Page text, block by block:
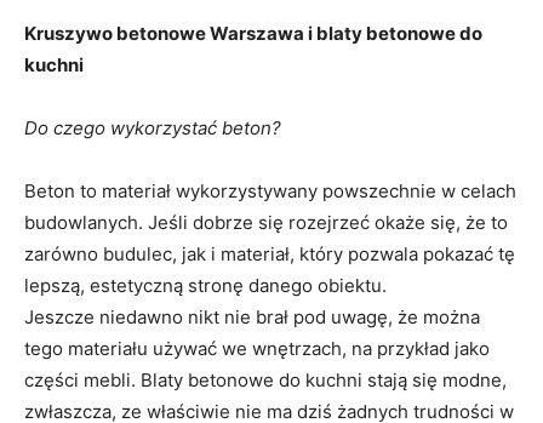
Kruszywo betonowe Warszawa i blaty betonowe do
kuchni
Do czego wykorzystać beton?
Beton to materiał wykorzystywany powszechnie w celach
budowlanych. Jeśli dobrze się rozejrzeć okaże się, że to
zarówno budulec, jak i materiał, który pozwala pokazać tę
lepszą, estetyczną stronę danego obiektu.
Jeszcze niedawno nikt nie brał pod uwagę, że można
tego materiału używać we wnętrzach, na przykład jako
części mebli. Blaty betonowe do kuchni stają się modne,
zwłaszcza, ze właściwie nie ma dziś żadnych trudności w